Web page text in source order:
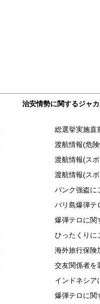
治安情勢に関するジャ
総選挙実施直
渡航情報(危
渡航情報(ス
渡航情報(ス
パンク強盗に
バリ島爆弾テ
爆弾テロに関
ひったくりに
海外旅行保険
交友関係者を
インドネシア
爆弾テロに関